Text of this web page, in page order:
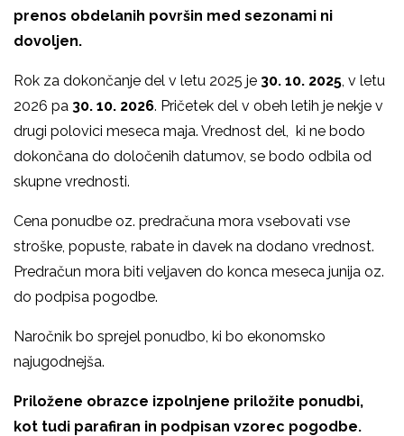
prenos obdelanih površin med sezonami ni
dovoljen.
Rok za dokončanje del v letu 2025 je 30. 10. 2025, v letu
2026 pa 30. 10. 2026. Pričetek del v obeh letih je nekje v
drugi polovici meseca maja. Vrednost del, ki ne bodo
dokončana do določenih datumov, se bodo odbila od
skupne vrednosti.
Cena ponudbe oz. predračuna mora vsebovati vse
stroške, popuste, rabate in davek na dodano vrednost.
Predračun mora biti veljaven do konca meseca junija oz.
do podpisa pogodbe.
Naročnik bo sprejel ponudbo, ki bo ekonomsko
najugodnejša.
Priložene obrazce izpolnjene priložite ponudbi,
kot tudi parafiran in podpisan vzorec pogodbe.